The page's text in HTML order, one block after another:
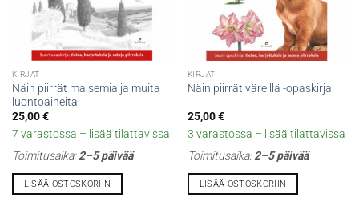
KIRJAT
Näin piirrät maisemia ja muita
luontoaiheita
25,00€
7 varastossa – lisää tilattavissa
Toimitusaika:2–5 päivää
LISÄÄ OSTOSKORIIN
KIRJAT
Näin piirrät väreillä -opaskirja
25,00€
3 varastossa – lisää tilattavissa
Toimitusaika:2–5 päivää
LISÄÄ OSTOSKORIIN